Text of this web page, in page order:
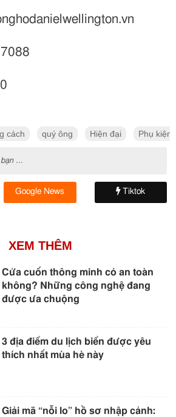
cách quý ông Hiện đại Phụ kiện
...
Google News Tiktok
XEM THÊM
Cửa cuốn thông minh có an toàn
không? Những công nghệ đang
được ưa chuộng
3 địa điểm du lịch biển được yêu
thích nhất mùa hè này
Giải mã “nỗi lo” hồ sơ nhập cảnh: